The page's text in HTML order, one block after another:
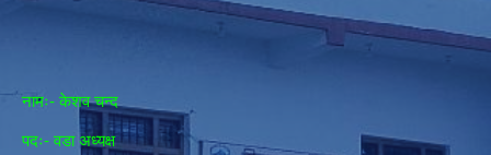
नामः- केशव चन्द
पदः- वडा अध्यक्ष